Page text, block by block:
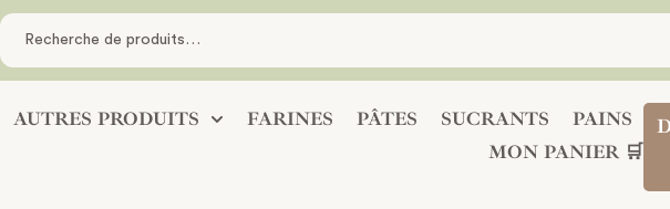
AUTRES PRODUITS FARINES PÂTES SUCRANTS
PAINS
MON PANIER 🛒